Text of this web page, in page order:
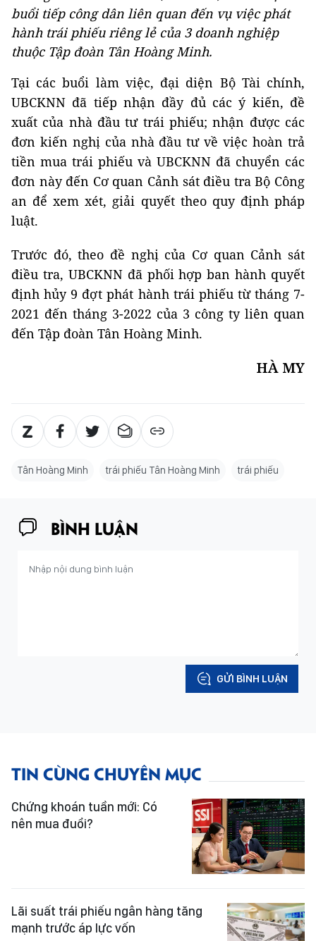
buổi tiếp công dân liên quan đến vụ việc phát
hành trái phiếu riêng lẻ của 3 doanh nghiệp
thuộc Tập đoàn Tân Hoàng Minh.
Tại các buổi làm việc, đại diện Bộ Tài chính,
UBCKNN đã tiếp nhận đầy đủ các ý kiến, đề
xuất của nhà đầu tư trái phiếu; nhận được các
đơn kiến nghị của nhà đầu tư về việc hoàn trả
tiền mua trái phiếu và UBCKNN đã chuyển các
đơn này đến Cơ quan Cảnh sát điều tra Bộ Công
an để xem xét, giải quyết theo quy định pháp
luật.
Trước đó, theo đề nghị của Cơ quan Cảnh sát
điều tra, UBCKNN đã phối hợp ban hành quyết
định hủy 9 đợt phát hành trái phiếu từ tháng 7-
2021 đến tháng 3-2022 của 3 công ty liên quan
đến Tập đoàn Tân Hoàng Minh.
HÀ MY
Tân Hoàng Minh trái phiếu Tân Hoàng Minh trái phiếu
BÌNH LUẬN
GỬI BÌNH LUẬN
TIN CÙNG CHUYÊN MỤC
Chứng khoán tuần mới: Có
nên mua đuổi?
Lãi suất trái phiếu ngân hàng tăng
mạnh trước áp lực vốn